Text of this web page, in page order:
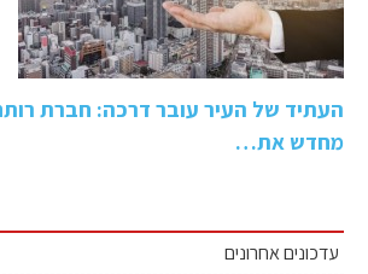
העתיד של העיר עובר דרכה: חברת
מחדש את…
עדכונים אחרונים